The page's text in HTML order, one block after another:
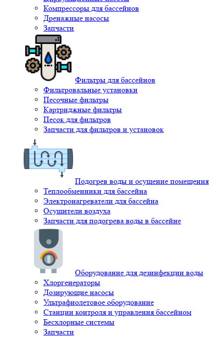
Компрессоры для бассейнов
Дренажные насосы
Запчасти
Фильтры для бассейнов
Фильтровальные установки
Песочные фильтры
Картриджные фильтры
Песок для фильтров
Запчасти для фильтров и установок
Подогрев воды и осушение помещения
Теплообменники для бассейна
Электронагреватели для бассейна
Осушители воздуха
Запчасти для подогрева воды в бассейне
Оборудование для дезинфекции воды
Хлоргенераторы
Дозирующие насосы
Ультрафиолетовое оборудование
Станции контроля и управления бассейном
Бесхлорные системы
Запчасти